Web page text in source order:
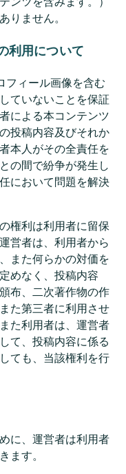
りません。
利用について
フィール画像を含む
ていないことを保証
による本コンテンツ
投稿内容及びそれか
本人がその全責任を
の間で紛争が発生し
において問題を解決
権利は利用者に留保
営者は、利用者から
また何らかの対価を
めなく、投稿内容
布、二次著作物の作
た第三者に利用させ
た利用者は、運営者
て、投稿内容に係る
ても、当該権利を行
に、運営者は利用者
ます。